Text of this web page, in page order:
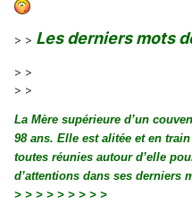
> > Les derniers mots
> >
> >
La Mère supérieure d’un
98 ans. Elle est alitée et en
toutes réunies autour d’elle
d’attentions dans ses derniers
> > > > > > > > >